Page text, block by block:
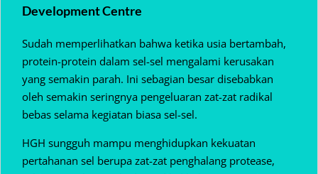
Development Centre
Sudah memperlihatkan bahwa ketika usia bertambah,
protein-protein dalam sel-sel mengalami kerusakan
yang semakin parah. Ini sebagian besar disebabkan
oleh semakin seringnya pengeluaran zat-zat radikal
bebas selama kegiatan biasa sel-sel.
HGH sungguh mampu menghidupkan kekuatan
pertahanan sel berupa zat-zat penghalang protease,